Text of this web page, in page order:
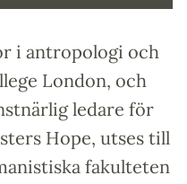
i antropologi och
London, och
ledare för
Hope, utses till
fakulteten